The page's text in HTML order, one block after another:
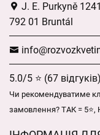
J. E. Purkyně
792 01 Bruntál
5.0/5 ⭐ (67 відгуків)
Чи рекомендуватиме
замовлення? ТАК = 5⭐,